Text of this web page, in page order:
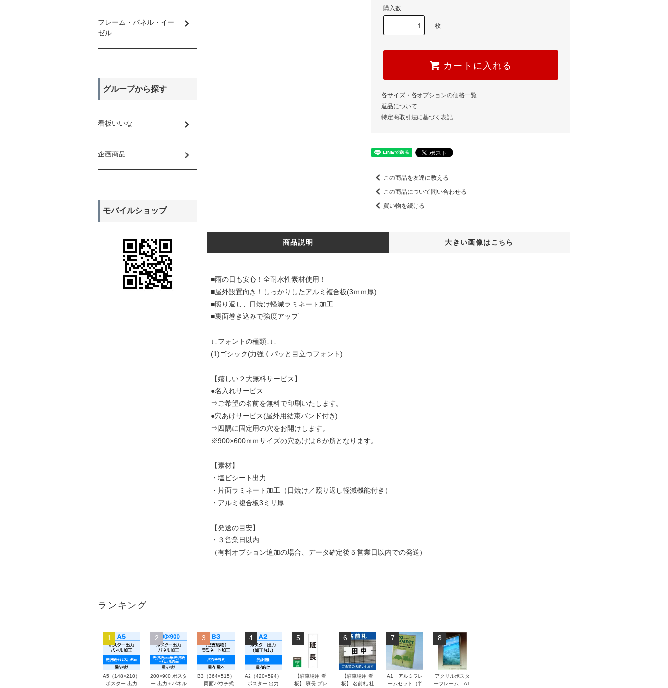
購入数
枚
カートに入れる
各サイズ・各オプションの価格一覧
返品について
特定商取引法に基づく表記
この商品を友達に教える
この商品について問い合わせる
買い物を続ける
商品説明 大きい画像はこちら
■雨の日も安心！全耐水性素材使用！
■屋外設置向き！しっかりしたアルミ複合板(3ｍｍ厚)
■照り返し、日焼け軽減ラミネート加工
■裏面巻き込みで強度アップ
↓↓フォントの種類↓↓↓
(1)ゴシック(力強くパッと目立つフォント)
【嬉しい２大無料サービス】
●名入れサービス
⇒ご希望の名前を無料で印刷いたします。
●穴あけサービス(屋外用結束バンド付き)
⇒四隅に固定用の穴をお開けします。
※900×600ｍｍサイズの穴あけは６か所となります。
【素材】
・塩ビシート出力
・片面ラミネート加工（日焼け／照り返し軽減機能付き）
・アルミ複合板3ミリ厚
【発送の目安】
・３営業日以内
（有料オプション追加の場合、データ確定後５営業日以内での発送）
フレーム・パネル・イー
ゼル
グループから探す
看板いいな
企画商品
モバイルショップ
ランキング
1
A5（148×210）
ポスター 出力
2
200×900 ポスタ
ー 出力＋パネル
3
B3（364×515）
両面パウチ式
4
A2（420×594）
ポスター 出力
5
【駐車場用 看
板】 班長 プレ
6
【駐車場用 看
板】 名前札 社
7
A1 アルミフレ
ームセット（半
8
アクリルポスタ
ーフレーム A1